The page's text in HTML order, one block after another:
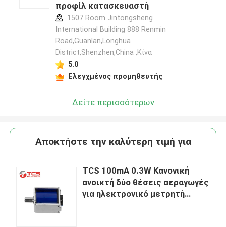
προφίλ κατασκευαστή
1507 Room Jintongsheng
International Building 888 Renmin
Road,Guanlan,Longhua
District,Shenzhen,China ,Κίνα
5.0
Ελεγχμένος προμηθευτής
Δείτε περισσότερων
Αποκτήστε την καλύτερη τιμή για
TCS 100mA 0.3W Κανονική
ανοικτή δύο θέσεις αεραγωγές
για ηλεκτρονικό μετρητή